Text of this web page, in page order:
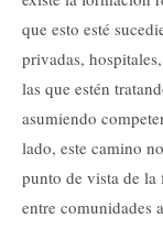
que esto esté
privadas,
las que estén
asumiendo
lado, este camino
punto de vista de la
entre comunidades